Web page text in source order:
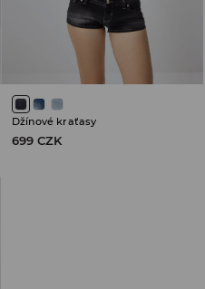
Džínové kraťasy
699 CZK